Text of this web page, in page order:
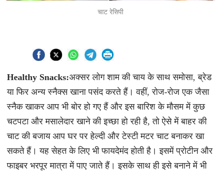
चाट रेसिपी
Healthy Snacks:अक्सर लोग शाम की चाय के साथ समोसा, ब्रेड
या फिर अन्य स्नैक्स खाना पसंद करते हैं। वहीं, रोज-रोज एक जैसा
स्नैक खाकर आप भी बोर हो गए हैं और इस बारिश के मौसम में कुछ
चटपटा और मसालेदार खाने की इच्छा हो रही है, तो ऐसे में बाहर की
चाट की बजाय आप घर पर हेल्दी और टेस्टी मटर चाट बनाकर खा
सकते हैं। यह सेहत के लिए भी फायदेमंद होती है। इसमें प्रोटीन और
फाइबर भरपूर मात्रा में पाए जाते हैं। इसके साथ ही इसे बनाने में भी